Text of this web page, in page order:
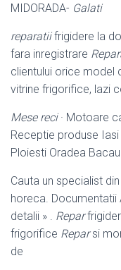
MIDORADA- Galati
reparatiifrigidere la
fara inregistrare
clientului orice model
vitrine frigorifice, lazi
Mese reci· Motoare
Receptie produse
Ploiesti Oradea
Cauta un specialist
horeca. Documentatii
detalii » . Repar
frigorifice Reparsi
de